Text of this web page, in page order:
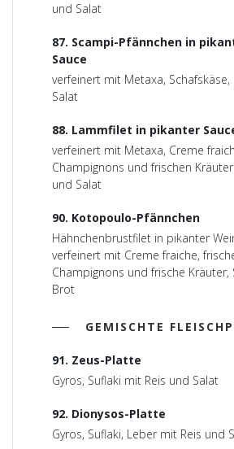
und Salat
87. Scampi-Pfännchen in
Sauce
verfeinert mit Metaxa,
Salat
88. Lammfilet in pikanter
verfeinert mit Metaxa, Creme
Champignons und frischen
und Salat
90. Kotopoulo-Pfännchen
Hähnchenbrustfilet in pikanter
verfeinert mit Creme fraiche,
Champignons und frische Kräuter,
Brot
GEMISCHTE
91. Zeus-Platte
Gyros, Suflaki mit Reis und Salat
92. Dionysos-Platte
Gyros, Suflaki, Leber mit Reis und